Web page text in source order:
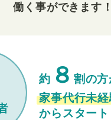
働く事ができます！
約 ８ 割の方
家事代行未
からスタート